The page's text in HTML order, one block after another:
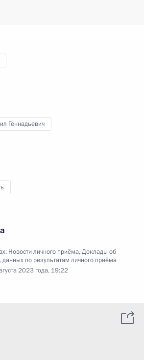
Геннадьевич
Новости личного приёма,Доклады об
данных по результатам личного приёма
2023 года, 19:22